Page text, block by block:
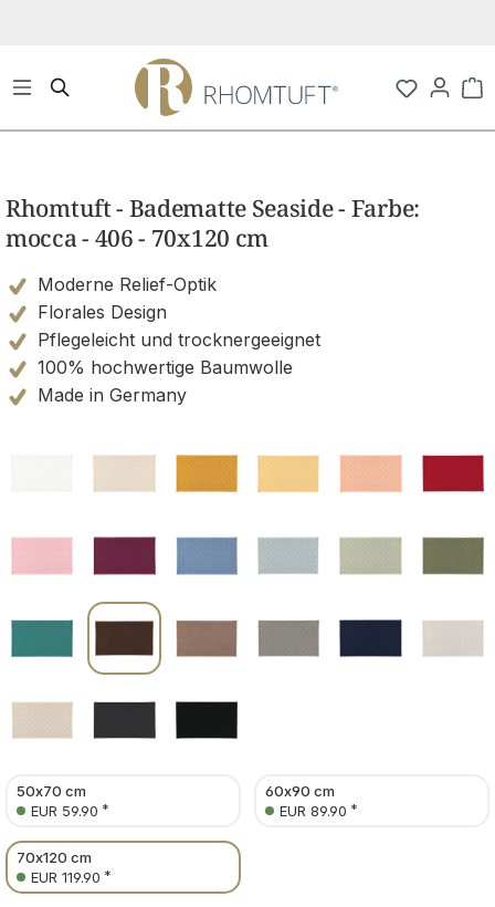
Rhomtuft - Badematte Seaside - Farbe:
mocca - 406 - 70x120 cm
Moderne Relief-Optik
Florales Design
Pflegeleicht und trocknergeeignet
100% hochwertige Baumwolle
Made in Germany
50x70 cm
EUR 59.90 *
60x90 cm
EUR 89.90 *
70x120 cm
EUR 119.90 *